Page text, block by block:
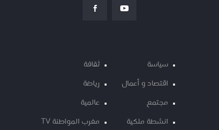
سياسة
اقتصاد و أعمال
مجتمع
انشطة ملكية
ثقافة
رياضة
عالمية
مغرب المواطنة TV